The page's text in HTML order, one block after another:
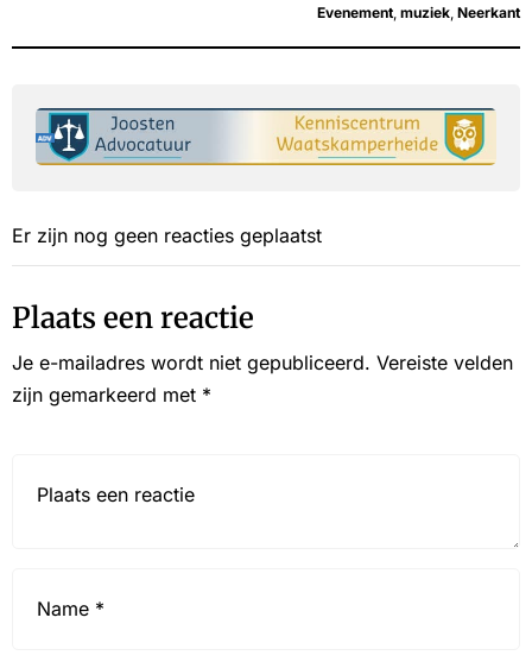
Evenement muziek Neerkant
Er zijn nog geen reacties geplaatst
Plaats een reactie
Je e-mailadres wordt niet gepubliceerd. Vereiste velden
zijn gemarkeerd met *